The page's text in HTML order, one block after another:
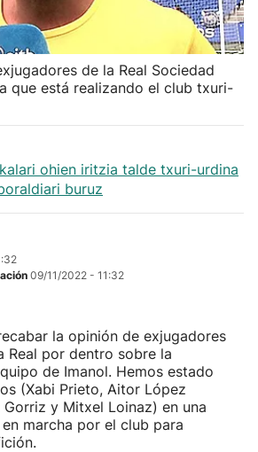
de la Real Sociedad
que está realizando el club txuri-
ohien iritzia talde txuri-urdina
buruz
09/11/2022 - 11:32
la opinión de exjugadores
Real por dentro sobre la
de Imanol. Hemos estado
(Xabi Prieto, Aitor López
y Mitxel Loinaz) en una
marcha por el club para